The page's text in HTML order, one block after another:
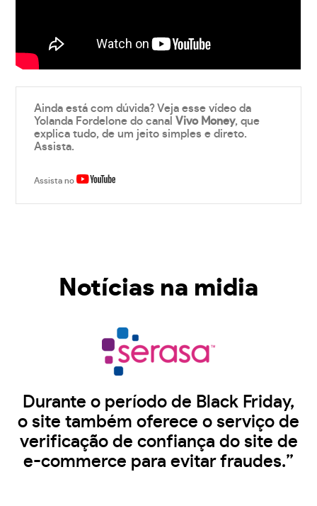
Ainda está com dúvida? Veja esse vídeo da
Yolanda Fordelone do canalVivo Money, que
explica tudo, de um jeito simples e direto.
Assista.
Assista no
Notícias na midia
Durante o período de Black Friday,
o site também oferece o serviço de
verificação de confiança do site de
e-commerce para evitar fraudes.”